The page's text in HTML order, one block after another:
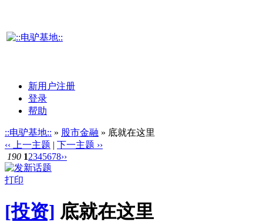
新用户注册
登录
帮助
::电驴基地:: » 股市金融 » 底就在这里
‹‹ 上一主题 | 下一主题 ››
190 12345678››
打印
[投资] 底就在这里